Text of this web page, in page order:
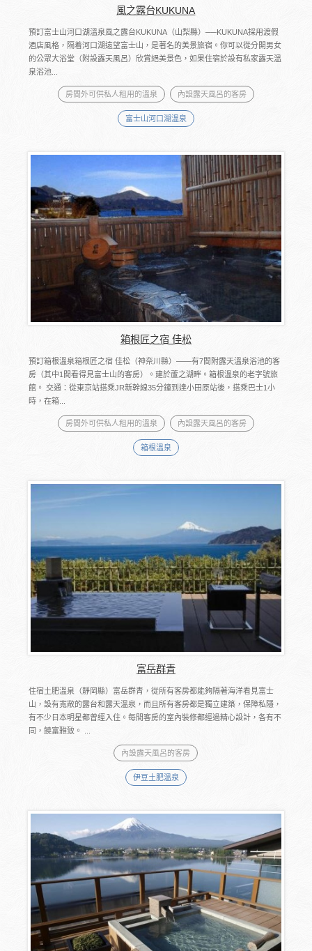
風之露台KUKUNA
預訂富士山河口湖溫泉風之露台KUKUNA（山梨縣）──KUKUNA採用渡假
酒店風格，隔着河口湖遠望富士山，是著名的美景旅宿。你可以從分開男女
的公眾大浴堂（附設露天風呂）欣賞絕美景色，如果住宿於設有私家露天溫
泉浴池...
房間外可供私人租用的溫泉 內設露天風呂的客房
富士山河口湖溫泉
箱根匠之宿 佳松
預訂箱根溫泉箱根匠之宿 佳松（神奈川縣）――有7間附露天溫泉浴池的客
房（其中1間看得見富士山的客房）。建於蘆之湖畔。箱根溫泉的老字號旅
館。 交通：從東京站搭乘JR新幹線35分鐘到達小田原站後，搭乘巴士1小
時，在箱...
房間外可供私人租用的溫泉 內設露天風呂的客房
箱根溫泉
富岳群青
住宿土肥溫泉（靜岡縣）富岳群青，從所有客房都能夠隔著海洋看見富士
山，設有寬敞的露台和露天溫泉，而且所有客房都是獨立建築，保障私隱，
有不少日本明星都曾經入住。每間客房的室內裝修都經過精心設計，各有不
同，饒富雅致。 ...
內設露天風呂的客房
伊豆土肥溫泉